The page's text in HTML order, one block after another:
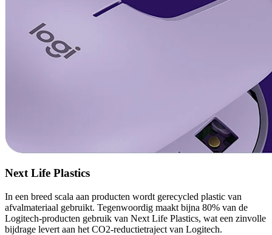
Next Life Plastics
In een breed scala aan producten wordt gerecycled plastic van
afvalmateriaal gebruikt. Tegenwoordig maakt bijna 80% van de
Logitech-producten gebruik van Next Life Plastics, wat een zinvolle
bijdrage levert aan het CO2-reductietraject van Logitech.